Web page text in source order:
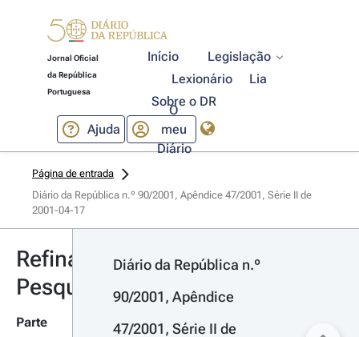
Jornal Oficial
da República
Portuguesa
Início
Legislação
Lexionário
Lia
Sobre o DR
Ajuda
O
meu
Diário
Página de entrada
Diário da República n.º 90/2001, Apêndice 47/2001, Série II de
2001-04-17
Refinar
Pesquisa
Parte
Diário da República n.º
90/2001, Apêndice
47/2001, Série II de